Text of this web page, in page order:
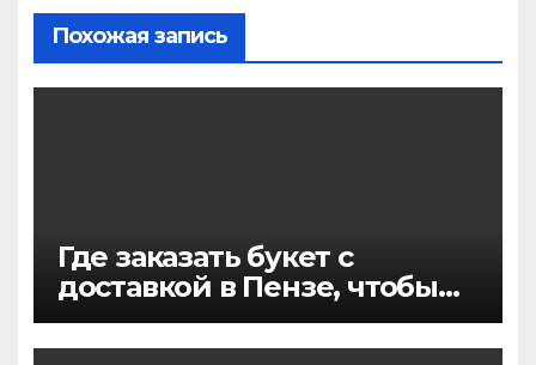
Похожая запись
Где заказать букет с
доставкой в Пензе, чтобы
цветы точно понравились и
приехали вовремя